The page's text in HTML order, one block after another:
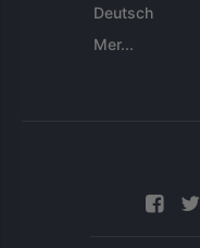
Deutsch
Mer...